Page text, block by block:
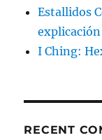
Estallidos
explicación
I Ching:
RECENT